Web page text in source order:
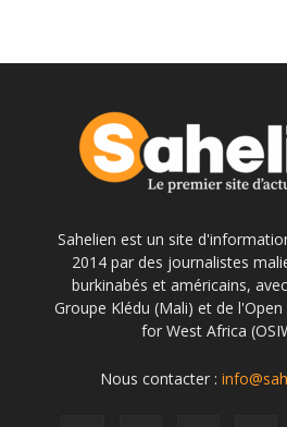
Sahelien est un site
2014 par des journalistes
burkinabés et américains,
Groupe Klédu (Mali) et de
for West Africa
Nous contacter :